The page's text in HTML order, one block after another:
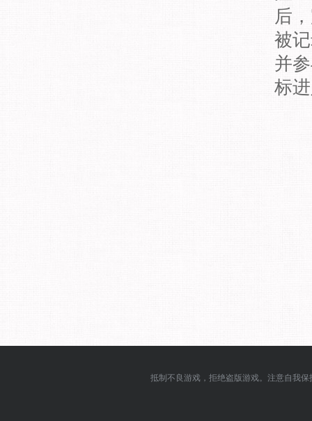
后
被
并
标
抵制不良游戏，拒绝盗版游戏。注意自我